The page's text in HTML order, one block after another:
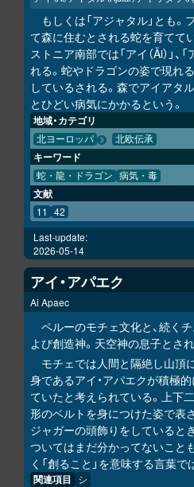
もしくは「アジャタル」とも
て森に住むとされる蛇を育てて
ストニア南部では「アイ（Äi）」、
れる。蛇やドラゴンの姿で現れ
しているされる。森でアイアタ
とひどい病気にかかるという。
地域・カテゴリ
北ヨーロッパ 北欧伝承
キーワード
蛇・龍・ドラゴン 病気・毒
文献
11 42
Last-update:
2026-05-14
アイ・アパエク
Ai Apaec
ペルーのモチェ文化と、続く
よび創造神。天空神の息子とさ
モチェでは人間と隔絶し山頂
身であるアイ・アパエクが積極
ていたと考えられている。上下
形のベルトを身につけた姿で表
ジャガーの頭飾りをしていると
ついてはまだ分かってないこと
く「創ること」を意味する言葉
関連項目 シ